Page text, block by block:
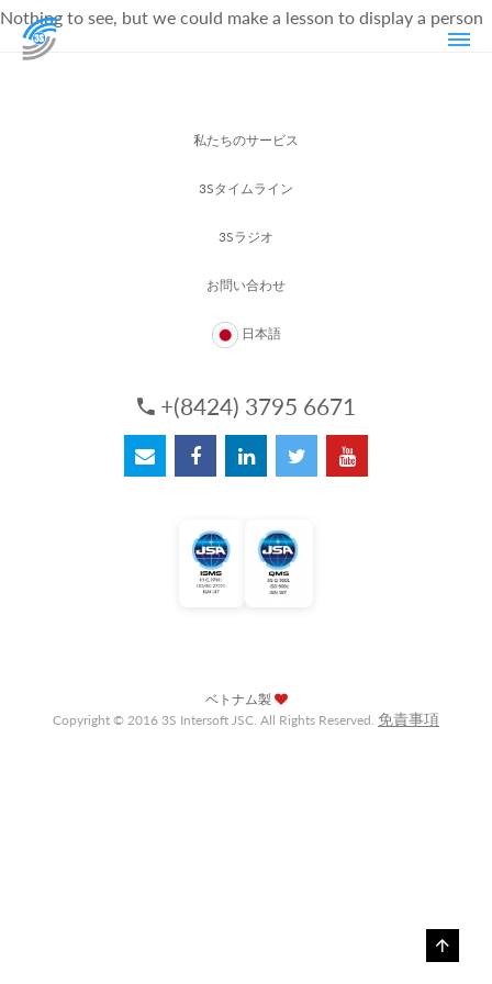
Nothing to see, but we could make a lesson to display a person
私たちのサービス
3Sタイムライン
3Sラジオ
お問い合わせ
日本語
+(8424) 3795 6671
ベトナム製
Copyright © 2016 3S Intersoft JSC. All Rights Reserved. 免責事項